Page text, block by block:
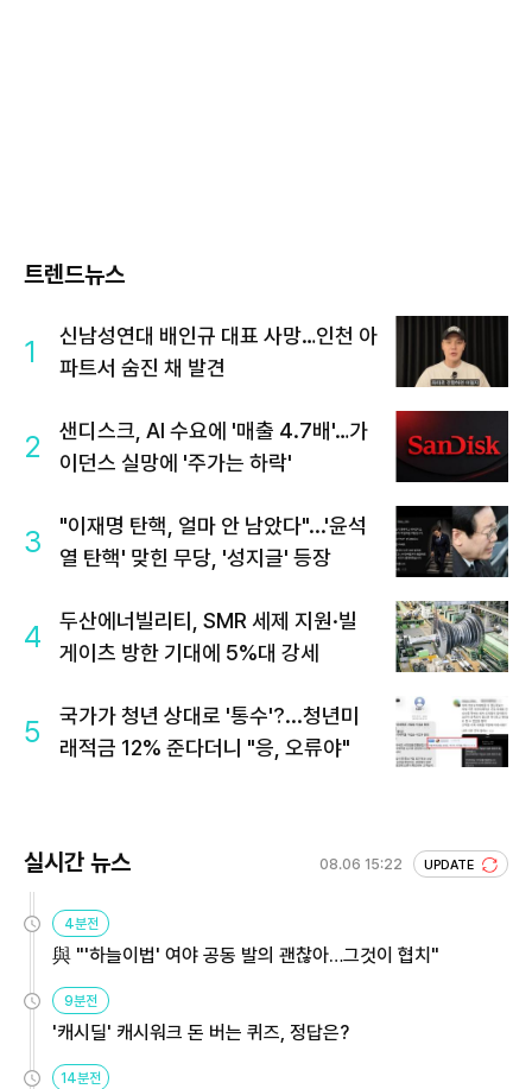
트렌드뉴스
1
신남성연대 배인규 대표 사망…인천 아
파트서 숨진 채 발견
2
샌디스크, AI 수요에 '매출 4.7배'…가
이던스 실망에 '주가는 하락'
3
"이재명 탄핵, 얼마 안 남았다"...'윤석
열 탄핵' 맞힌 무당, '성지글' 등장
4
두산에너빌리티, SMR 세제 지원·빌
게이츠 방한 기대에 5%대 강세
5
국가가 청년 상대로 '통수'?...청년미
래적금 12% 준다더니 "응, 오류야"
실시간 뉴스 08.06 15:22 UPDATE
4분전
與 "'하늘이법' 여야 공동 발의 괜찮아…그것이 협치"
9분전
'캐시딜' 캐시워크 돈 버는 퀴즈, 정답은?
14분전